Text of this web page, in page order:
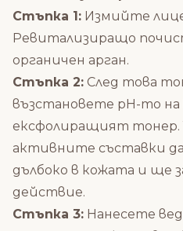
Стъпка 1: Измийте
Ревитализиращо
органичен арган.
Стъпка 2: След това
възстановете pH-то на
ексфолиращият тонер.
активните съставки
дълбоко в кожата и ще
действие.
Стъпка 3: Нанесете